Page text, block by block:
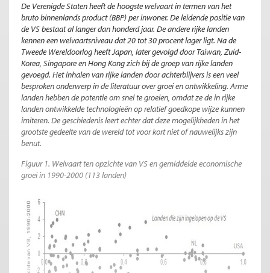
De Verenigde Staten heeft de hoogste welvaart in termen van het
bruto binnenlands product (BBP) per inwoner. De leidende positie van
de VS bestaat al langer dan honderd jaar. De andere rijke landen
kennen een welvaartsniveau dat 20 tot 30 procent lager ligt. Na de
Tweede Wereldoorlog heeft Japan, later gevolgd door Taiwan, Zuid-
Korea, Singapore en Hong Kong zich bij de groep van rijke landen
gevoegd. Het inhalen van rijke landen door achterblijvers is een veel
besproken onderwerp in de literatuur over groei en ontwikkeling. Arme
landen hebben de potentie om snel te groeien, omdat ze de in rijke
landen ontwikkelde technologieën op relatief goedkope wijze kunnen
imiteren. De geschiedenis leert echter dat deze mogelijkheden in het
grootste gedeelte van de wereld tot voor kort niet of nauwelijks zijn
benut.
Figuur 1. Welvaart ten opzichte van VS en gemiddelde economische
groei in 1990-2000 (113 landen)